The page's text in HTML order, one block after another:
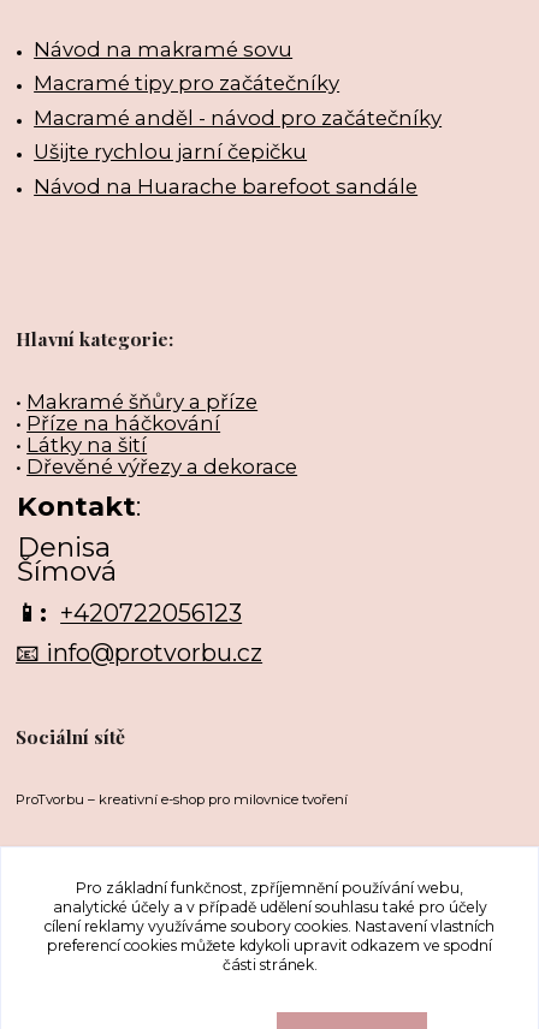
Návod na makramé sovu
Macramé tipy pro začátečníky
Macramé anděl - návod pro začátečníky
Ušijte rychlou jarní čepičku
Návod na Huarache barefoot sandále
Hlavní kategorie:
• Makramé šňůry a příze
• Příze na háčkování
• Látky na šití
• Dřevěné výřezy a dekorace
Kontakt:
Denisa
Šímová
📱: +420722056123
📧 info@protvorbu.cz
Sociální sítě
ProTvorbu – kreativní e-shop pro milovnice tvoření
Upravit sběr cookies.
Pro základní funkčnost, zpříjemnění používání webu,
analytické účely a v případě udělení souhlasu také pro účely
cílení reklamy využíváme soubory cookies. Nastavení vlastních
preferencí cookies můžete kdykoli upravit odkazem ve spodní
části stránek.